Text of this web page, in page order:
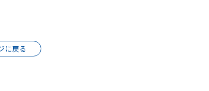
に戻る